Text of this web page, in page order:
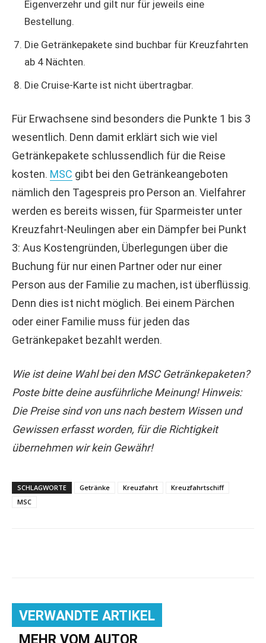
Eigenverzehr und gilt nur für jeweils eine
Bestellung.
Die Getränkepakete sind buchbar für Kreuzfahrten
ab 4 Nächten.
Die Cruise-Karte ist nicht übertragbar.
Für Erwachsene sind besonders die Punkte 1 bis 3
wesentlich. Denn damit erklärt sich wie viel
Getränkepakete schlussendlich für die Reise
kosten. MSC gibt bei den Getränkeangeboten
nämlich den Tagespreis pro Person an. Vielfahrer
werden es bereits wissen, für Sparmeister unter
Kreuzfahrt-Neulingen aber ein Dämpfer bei Punkt
3: Aus Kostengründen, Überlegungen über die
Buchung für nur einen Partner oder nur einer
Person aus der Familie zu machen, ist überflüssig.
Denn dies ist nicht möglich. Bei einem Pärchen
oder einer Familie muss für jeden das
Getränkepaket bezahlt werden.
Wie ist deine Wahl bei den MSC Getränkepaketen?
Poste bitte deine ausführliche Meinung! Hinweis:
Die Preise sind von uns nach bestem Wissen und
Gewissen erfasst worden, für die Richtigkeit
übernehmen wir kein Gewähr!
SCHLAGWORTE Getränke Kreuzfahrt
Kreuzfahrtschiff
MSC
VERWANDTE ARTIKEL